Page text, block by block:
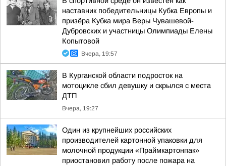
наставник победительницы Кубка Европы и
призёра Кубка мира Веры Чувашевой-
Дубровских и участницы Олимпиады Елены
Копытовой
Вчера, 19:57
В Курганской области подросток на
мотоцикле сбил девушку и скрылся с места
ДТП
Вчера, 19:27
Один из крупнейших российских
производителей картонной упаковки для
молочной продукции «Праймкартонпак»
приостановил работу после пожара на